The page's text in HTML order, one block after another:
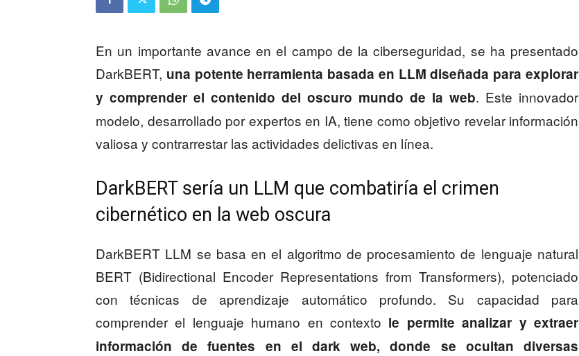
En un importante avance en el campo de la ciberseguridad, se ha presentado
DarkBERT, una potente herramienta basada en LLM diseñada para explorar
y comprender el contenido del oscuro mundo de la web. Este innovador
modelo, desarrollado por expertos en IA, tiene como objetivo revelar información
valiosa y contrarrestar las actividades delictivas en línea.
DarkBERT sería un LLM que combatiría el crimen
cibernético en la web oscura
DarkBERT LLM se basa en el algoritmo de procesamiento de lenguaje natural
BERT (Bidirectional Encoder Representations from Transformers), potenciado
con técnicas de aprendizaje automático profundo. Su capacidad para
comprender el lenguaje humano en contexto le permite analizar y extraer
información de fuentes en el dark web, donde se ocultan diversas